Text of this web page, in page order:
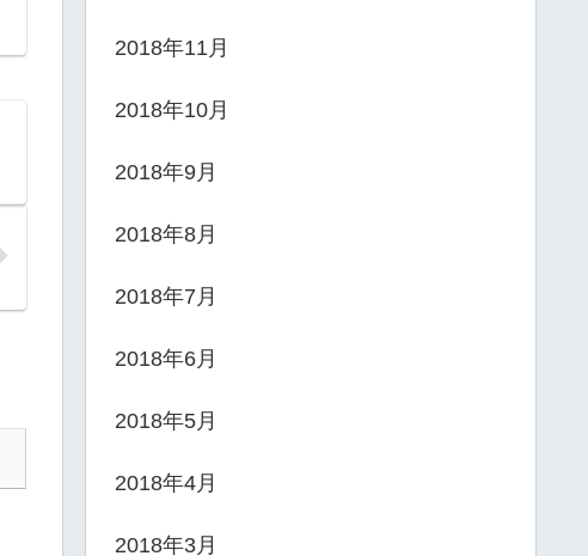
2018年11月
2018年10月
2018年9月
2018年8月
2018年7月
2018年6月
2018年5月
2018年4月
2018年3月